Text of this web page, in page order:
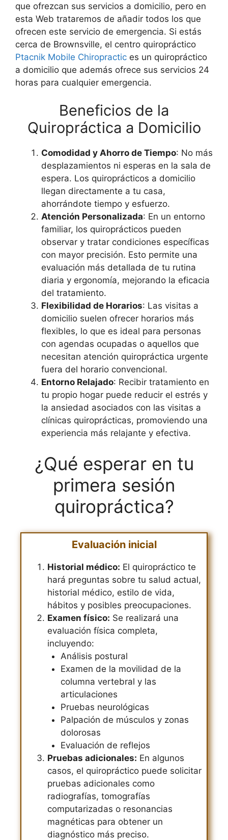
que ofrezcan sus servicios a domicilio, pero en
esta Web trataremos de añadir todos los que
ofrecen este servicio de emergencia. Si estás
cerca de Brownsville, el centro quiropráctico
Ptacnik Mobile Chiropractic es un quiropráctico
a domicilio que además ofrece sus servicios 24
horas para cualquier emergencia.
Beneficios de la
Quiropráctica a Domicilio
Comodidad y Ahorro de Tiempo: No más
desplazamientos ni esperas en la sala de
espera. Los quiroprácticos a domicilio
llegan directamente a tu casa,
ahorrándote tiempo y esfuerzo.
Atención Personalizada: En un entorno
familiar, los quiroprácticos pueden
observar y tratar condiciones específicas
con mayor precisión. Esto permite una
evaluación más detallada de tu rutina
diaria y ergonomía, mejorando la eficacia
del tratamiento.
Flexibilidad de Horarios: Las visitas a
domicilio suelen ofrecer horarios más
flexibles, lo que es ideal para personas
con agendas ocupadas o aquellos que
necesitan atención quiropráctica urgente
fuera del horario convencional.
Entorno Relajado: Recibir tratamiento en
tu propio hogar puede reducir el estrés y
la ansiedad asociados con las visitas a
clínicas quiroprácticas, promoviendo una
experiencia más relajante y efectiva.
¿Qué esperar en tu
primera sesión
quiropráctica?
Evaluación inicial
Historial médico: El quiropráctico te
hará preguntas sobre tu salud actual,
historial médico, estilo de vida,
hábitos y posibles preocupaciones.
Examen físico: Se realizará una
evaluación física completa,
incluyendo:
Análisis postural
Examen de la movilidad de la
columna vertebral y las
articulaciones
Pruebas neurológicas
Palpación de músculos y zonas
dolorosas
Evaluación de reflejos
Pruebas adicionales: En algunos
casos, el quiropráctico puede solicitar
pruebas adicionales como
radiografías, tomografías
computarizadas o resonancias
magnéticas para obtener un
diagnóstico más preciso.